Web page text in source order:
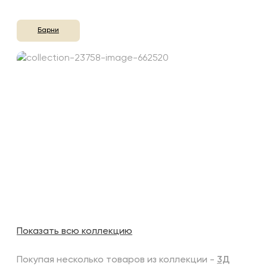
Барни
Показать всю коллекцию
Покупая несколько товаров из коллекции - 3Д